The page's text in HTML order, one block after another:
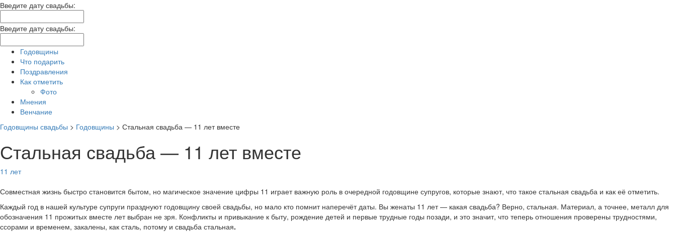
Введите дату свадьбы:
Введите дату свадьбы:
Годовщины
Что подарить
Поздравления
Как отметить
Фото
Мнения
Венчание
Годовщины свадьбы > Годовщины > Стальная свадьба — 11 лет вместе
Стальная свадьба — 11 лет вместе
11 лет
Совместная жизнь быстро становится бытом, но магическое значение цифры 11 играет важную роль в очередной годовщине супругов, которые знают, что такое стальная свадьба и как её отметить.
Каждый год в нашей культуре супруги празднуют годовщину своей свадьбы, но мало кто помнит наперечёт даты. Вы женаты 11 лет — какая свадьба? Верно, стальная. Материал, а точнее, металл для
обозначения 11 прожитых вместе лет выбран не зря. Конфликты и привыкание к быту, рождение детей и первые трудные годы позади, и это значит, что теперь отношения проверены трудностями,
ссорами и временем, закалены, как сталь, потому и свадьба стальная.